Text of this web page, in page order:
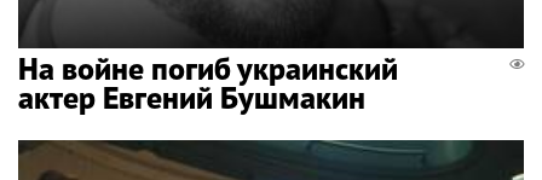
На войне погиб украинский
актер Евгений Бушмакин